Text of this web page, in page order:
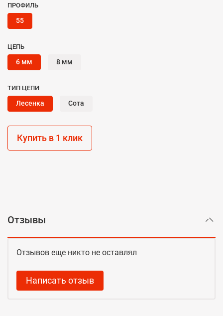
Купить в 1 клик
ПРОФИЛЬ
55
ЦЕПЬ
6 мм 8 мм
ТИП ЦЕПИ
Лесенка Сота
Отзывы
Отзывов еще никто не оставлял
Написать отзыв